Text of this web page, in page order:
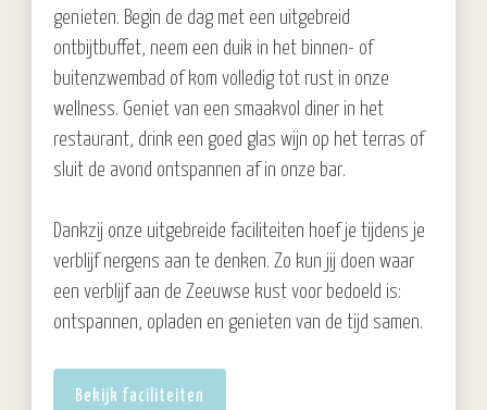
genieten. Begin de dag met een uitgebreid
ontbijtbuffet, neem een duik in het binnen- of
buitenzwembad of kom volledig tot rust in onze
wellness. Geniet van een smaakvol diner in het
restaurant, drink een goed glas wijn op het terras of
sluit de avond ontspannen af in onze bar.
Dankzij onze uitgebreide faciliteiten hoef je tijdens je
verblijf nergens aan te denken. Zo kun jij doen waar
een verblijf aan de Zeeuwse kust voor bedoeld is:
ontspannen, opladen en genieten van de tijd samen.
Bekijk faciliteiten